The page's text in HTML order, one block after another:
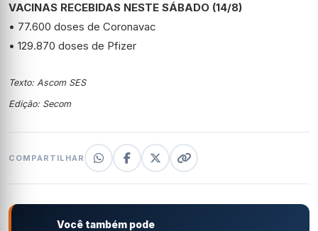
VACINAS RECEBIDAS NESTE SÁBADO (14/8)
• 77.600 doses de Coronavac
• 129.870 doses de Pfizer
Texto: Ascom SES
Edição: Secom
COMPARTILHAR
Você também pode